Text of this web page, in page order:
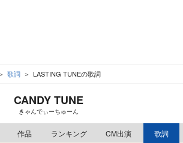
歌詞 LASTING TUNEの歌詞
CANDY TUNE
きゃんでぃーちゅーん
作品 ランキング CM出演 歌詞